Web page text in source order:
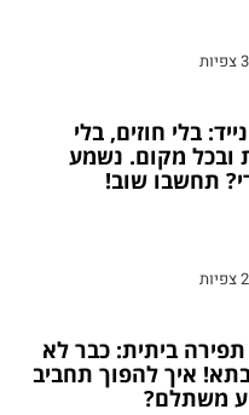
בלי חוזים, בלי
ובכל מקום. נשמע
תחשבו שוב!
ביתית: כבר לא
איך להפוך תחביב
משתלם?